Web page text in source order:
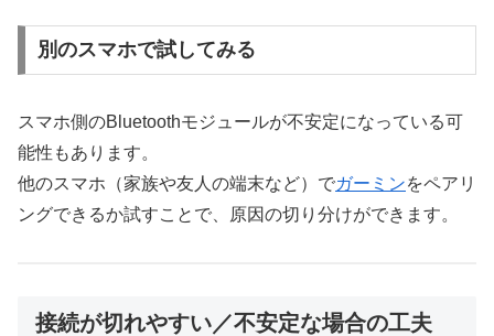
別のスマホで試してみる
スマホ側のBluetoothモジュールが不安定になっている可
能性もあります。
他のスマホ（家族や友人の端末など）でガーミンをペアリ
ングできるか試すことで、原因の切り分けができます。
接続が切れやすい／不安定な場合の工夫